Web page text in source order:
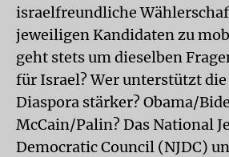
israelfreundliche
jeweiligen Kandidaten zu
geht stets um dieselben
für Israel? Wer unterstützt die
Diaspora stärker? Obama/
McCain/Palin? Das National
Democratic Council (NJDC)